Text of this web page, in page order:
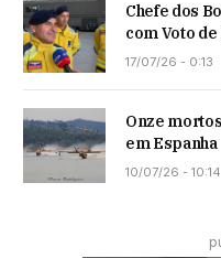
Chefe dos
com Voto
17/07/26 - 0:13
Onze
em Espanha
10/07/26 - 10:14